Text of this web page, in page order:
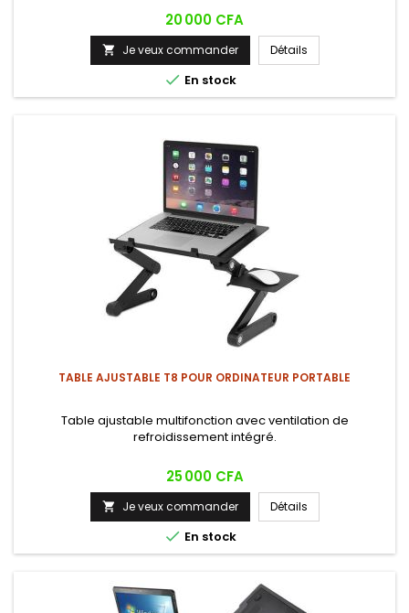
Prix
20 000 CFA
 Je veux commander Détails
 En stock
TABLE AJUSTABLE T8 POUR ORDINATEUR PORTABLE
Table ajustable multifonction avec ventilation de
refroidissement intégré.
Prix
25 000 CFA
 Je veux commander Détails
 En stock